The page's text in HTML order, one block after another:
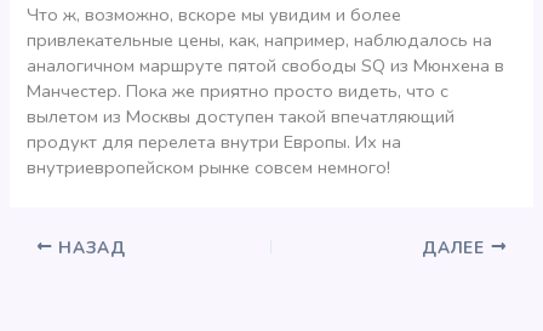
Что ж, возможно, вскоре мы увидим и более
привлекательные цены, как, например, наблюдалось на
аналогичном маршруте пятой свободы SQ из Мюнхена в
Манчестер. Пока же приятно просто видеть, что с
вылетом из Москвы доступен такой впечатляющий
продукт для перелета внутри Европы. Их на
внутриевропейском рынке совсем немного!
НАЗАД ДАЛЕЕ